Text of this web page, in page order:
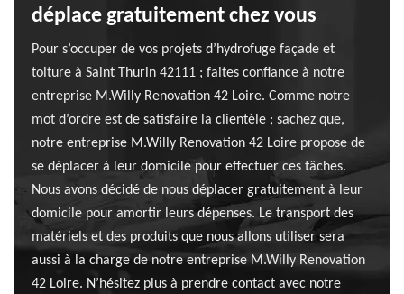
déplace gratuitement chez vous
Pour s’occuper de vos projets d’hydrofuge façade et
toiture à Saint Thurin 42111 ; faites confiance à notre
entreprise M.Willy Renovation 42 Loire. Comme notre
mot d’ordre est de satisfaire la clientèle ; sachez que,
notre entreprise M.Willy Renovation 42 Loire propose de
se déplacer à leur domicile pour effectuer ces tâches.
Nous avons décidé de nous déplacer gratuitement à leur
domicile pour amortir leurs dépenses. Le transport des
matériels et des produits que nous allons utiliser sera
aussi à la charge de notre entreprise M.Willy Renovation
42 Loire. N’hésitez plus à prendre contact avec notre